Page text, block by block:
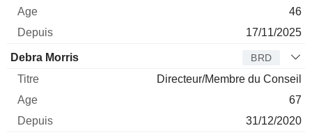
46
17/11/2025
Debra Morris BRD
Directeur/Membre du Conseil
67
31/12/2020